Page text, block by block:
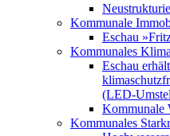
Kommunale
Eschau
Kommunales
Eschau
(LED-
Kommunale
Kommunales